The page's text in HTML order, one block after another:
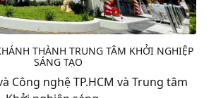
THÀNH TRUNG TÂM KHỞI NGHIỆP
SÁNG TẠO
Công nghệ TP.HCM và Trung tâm